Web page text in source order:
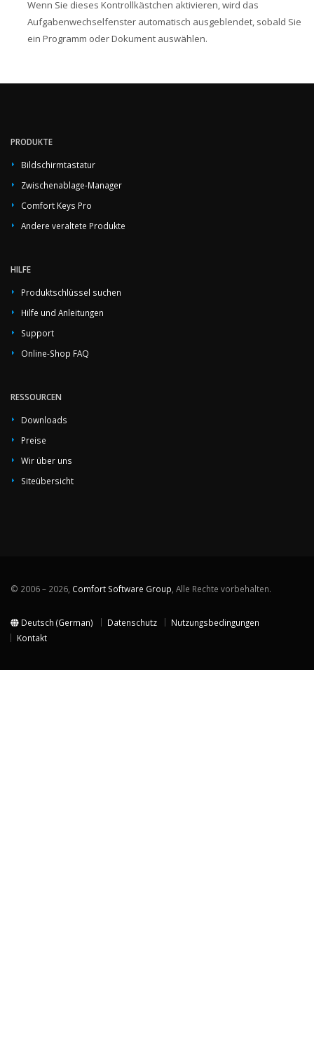
Wenn Sie dieses Kontrollkästchen aktivieren, wird das
Aufgabenwechselfenster automatisch ausgeblendet, sobald Sie
ein Programm oder Dokument auswählen.
PRODUKTE
Bildschirmtastatur
Zwischenablage-Manager
Comfort Keys Pro
Andere veraltete Produkte
HILFE
Produktschlüssel suchen
Hilfe und Anleitungen
Support
Online-Shop FAQ
RESSOURCEN
Downloads
Preise
Wir über uns
Siteübersicht
© 2006 – 2026, Comfort Software Group , Alle Rechte vorbehalten.
Deutsch (German) Datenschutz
Nutzungsbedingungen
Kontakt